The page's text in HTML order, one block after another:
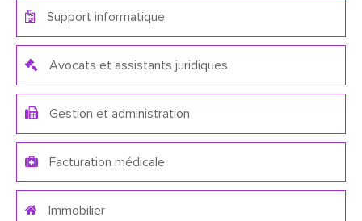
Support informatique
Avocats et assistants juridiques
Gestion et administration
Facturation médicale
Immobilier